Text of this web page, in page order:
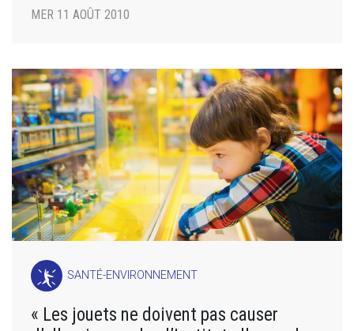
MER 11 AOÛT 2010
SANTÉ-ENVIRONNEMENT
« Les jouets ne doivent pas causer